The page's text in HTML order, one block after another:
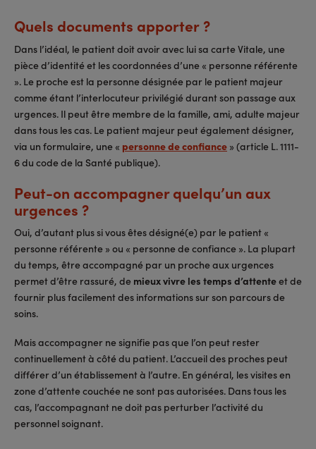
Quels documents apporter ?
Dans l’idéal, le patient doit avoir avec lui sa carte Vitale, une
pièce d’identité et les coordonnées d’une « personne référente
». Le proche est la personne désignée par le patient majeur
comme étant l’interlocuteur privilégié durant son passage aux
urgences. Il peut être membre de la famille, ami, adulte majeur
dans tous les cas. Le patient majeur peut également désigner,
via un formulaire, une « personne de confiance » (article L. 1111-
6 du code de la Santé publique).
Peut-on accompagner quelqu’un aux
urgences ?
Oui, d’autant plus si vous êtes désigné(e) par le patient «
personne référente » ou « personne de confiance ». La plupart
du temps, être accompagné par un proche aux urgences
permet d’être rassuré, de mieux vivre les temps d’attenteet de
fournir plus facilement des informations sur son parcours de
soins.
Mais accompagner ne signifie pas que l’on peut rester
continuellement à côté du patient. L’accueil des proches peut
différer d’un établissement à l’autre. En général, les visites en
zone d’attente couchée ne sont pas autorisées. Dans tous les
cas, l’accompagnant ne doit pas perturber l’activité du
personnel soignant.